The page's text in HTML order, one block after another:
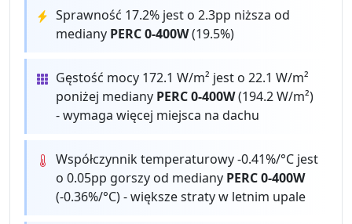
Sprawność 17.2% jest o 2.3pp niższa od
mediany PERC 0-400W(19.5%)
Gęstość mocy 172.1 W/m² jest o 22.1 W/m²
poniżej mediany PERC 0-400W(194.2 W/m²)
- wymaga więcej miejsca na dachu
Współczynnik temperaturowy -0.41%/°C jest
o 0.05pp gorszy od mediany PERC 0-400W
(-0.36%/°C) - większe straty w letnim upale